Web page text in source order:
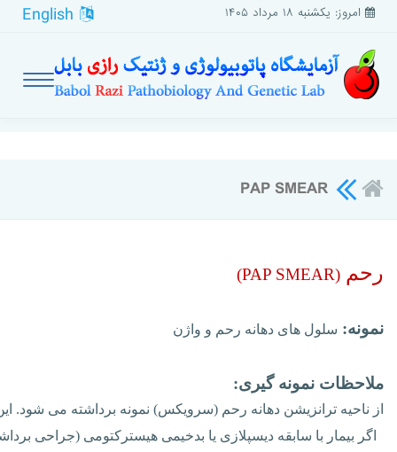
امروز: یکشنبه ۱۸ مرداد ۱۴۰۵
PAP SMEAR
رحم (
PAP SMEAR
)
نمونه: سلول های دهانه رحم و واژن
ملاحظات نمونه گیری:
از ناحیه ترانزیشن دهانه رحم (سرویکس) نمونه برداشته می شود.
اگر بیمار با سابقه دیسپلازی یا بدخیمی هیسترکتومی (جراحی